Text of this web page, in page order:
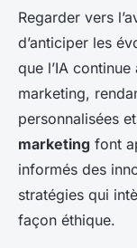
Regarder vers
d’anticiper les
que l’IA
marketing,
personnalisées
marketing font
informés des
stratégies qui
façon éthique.